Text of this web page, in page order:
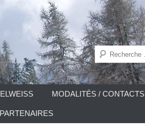
Recherche
MODALITÉS / CONTACTS
PARTENAIRES